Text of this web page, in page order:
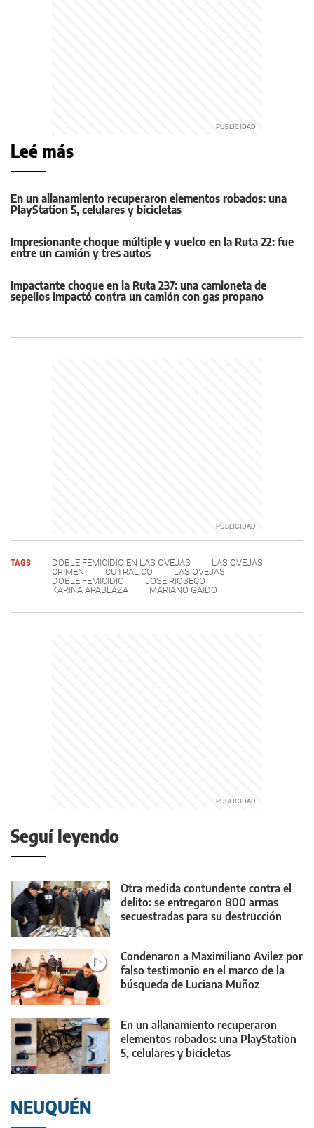
Leé más
En un allanamiento recuperaron elementos robados: una
PlayStation 5, celulares y bicicletas
Impresionante choque múltiple y vuelco en la Ruta 22: fue
entre un camión y tres autos
Impactante choque en la Ruta 237: una camioneta de
sepelios impactó contra un camión con gas propano
TAGS DOBLE FEMICIDIO EN LAS OVEJAS
LAS OVEJAS
CRIMEN
CUTRAL CO
LAS OVEJAS
DOBLE FEMICIDIO
JOSÉ RIOSECO
KARINA APABLAZA
MARIANO GAIDO
Seguí leyendo
Otra medida contundente contra el
delito: se entregaron 800 armas
secuestradas para su destrucción
Condenaron a Maximiliano Avilez por
falso testimonio en el marco de la
búsqueda de Luciana Muñoz
En un allanamiento recuperaron
elementos robados: una PlayStation
5, celulares y bicicletas
NEUQUÉN